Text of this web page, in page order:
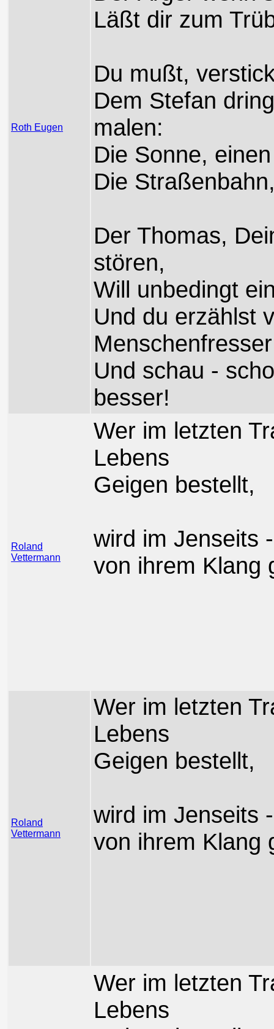
Roth Eugen
Läßt dir zum
Du mußt,
Dem Stefan
malen:
Die Sonne,
Die
Der Thomas,
stören,
Will unbedingt
Und du erzählst
Und schau -
besser!
Roland
Vettermann
Wer im letzten
Lebens
Geigen bestellt,
wird im Jenseits
von ihrem Klang
Roland
Vettermann
Wer im letzten
Lebens
Geigen bestellt,
wird im Jenseits
von ihrem Klang
Wer im letzten
Lebens